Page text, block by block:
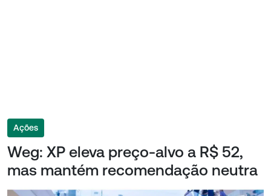
Ações
Weg: XP eleva preço-alvo a R$ 52,
mas mantém recomendação neutra